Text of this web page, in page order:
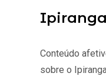
Conteúdo
sobre o